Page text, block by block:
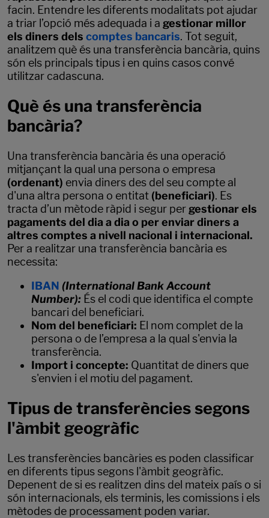
facin. Entendre les diferents modalitats pot ajudar
a triar l’opció més adequada i a gestionar millor
els diners dels comptes bancaris. Tot seguit,
analitzem què és una transferència bancària, quins
són els principals tipus i en quins casos convé
utilitzar cadascuna.
Què és una transferència
bancària?
Una transferència bancària és una operació
mitjançant la qual una persona o empresa
(ordenant) envia diners des del seu compte al
d'una altra persona o entitat (beneficiari). Es
tracta d’un mètode ràpid i segur per gestionar els
pagaments del dia a dia o per enviar diners a
altres comptes a nivell nacional i internacional.
Per a realitzar una transferència bancària es
necessita:
IBAN (International Bank Account
Number): És el codi que identifica el compte
bancari del beneficiari.
Nom del beneficiari: El nom complet de la
persona o de l’empresa a la qual s'envia la
transferència.
Import i concepte: Quantitat de diners que
s'envien i el motiu del pagament.
Tipus de transferències segons
l'àmbit geogràfic
Les transferències bancàries es poden classificar
en diferents tipus segons l'àmbit geogràfic.
Depenent de si es realitzen dins del mateix país o si
són internacionals, els terminis, les comissions i els
mètodes de processament poden variar.